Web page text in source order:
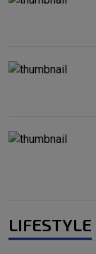
LIFESTYLE